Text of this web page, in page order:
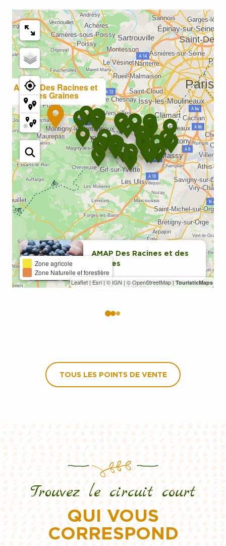
AMAP Des Racines et
des Graines
Zone agricole
Zone Naturelle et forestière
Leaflet|Esri|© IGN | © OpenStreetMap|TouristicMaps
AMAP Des Racines et des
Graines
TOUS LES POINTS DE VENTE
Trouvez le circuit court
QUI VOUS
CORRESPOND